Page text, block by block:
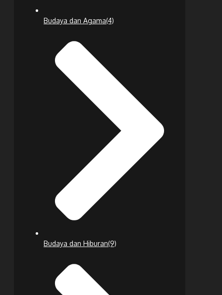
Budaya dan Agama(4)
Budaya dan Hiburan(9)